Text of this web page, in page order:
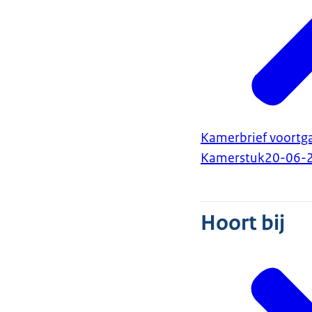
Kamerbrief
Kamerstuk20-06-
Hoort bij